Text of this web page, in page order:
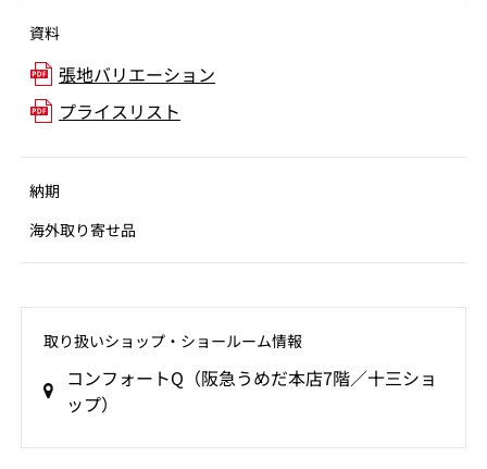
資料
張地バリエーション
プライスリスト
納期
海外取り寄せ品
取り扱いショップ‧ショールーム情報
コンフォートQ（阪急うめだ本店7階／十三ショ
ップ）